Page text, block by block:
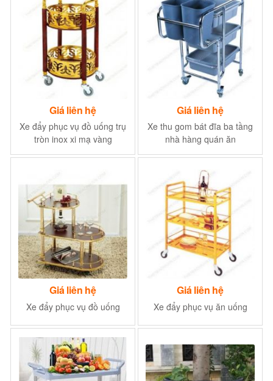
Giá liên hệ
Xe đẩy phục vụ đồ uống trụ
tròn inox xi mạ vàng
Giá liên hệ
Xe thu gom bát đĩa ba tầng
nhà hàng quán ăn
Giá liên hệ
Xe đẩy phục vụ đồ uống
Giá liên hệ
Xe đẩy phục vụ ăn uống